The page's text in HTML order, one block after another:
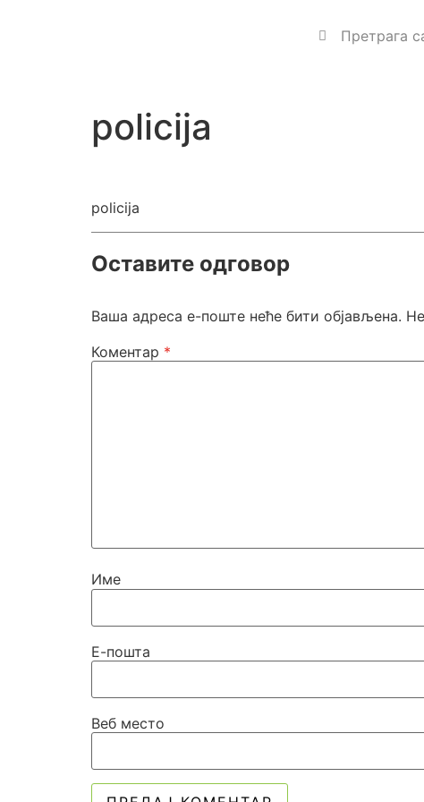
policija
policija
Оставите одговор
Ваша адреса е-поште неће бити објављена.
Коментар *
Име
Е-пошта
Веб место